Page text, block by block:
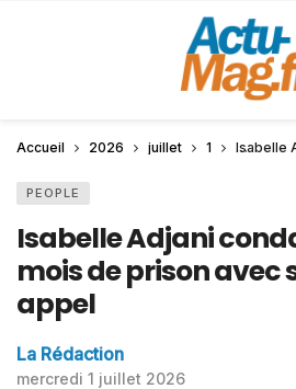
Accueil 2026 juillet 1 Isabelle
PEOPLE
Isabelle Adjani
mois de prison avec
appel
La Rédaction
mercredi 1 juillet 2026